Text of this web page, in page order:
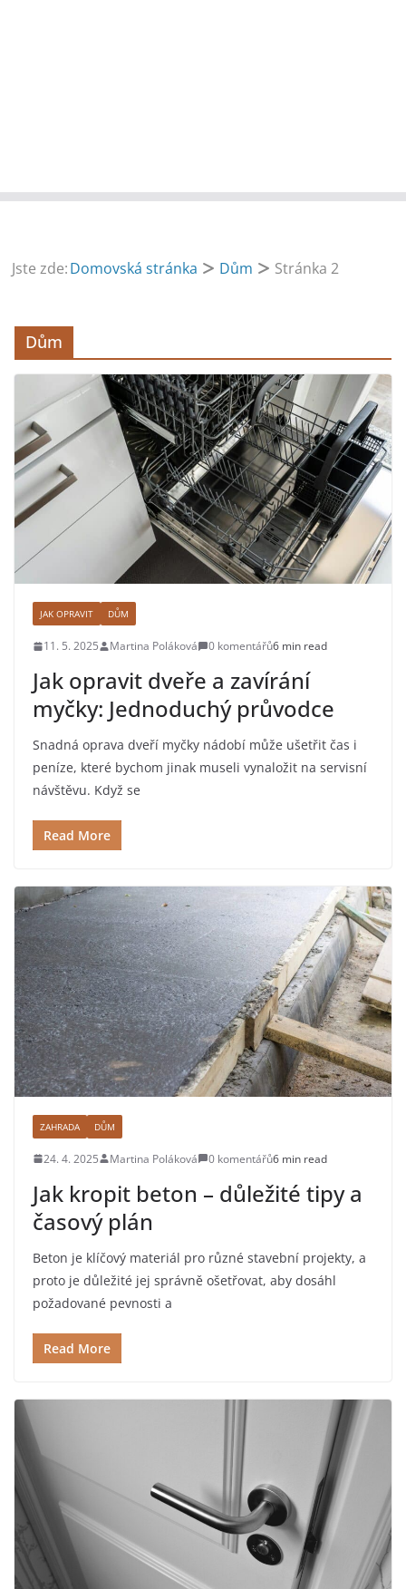
Jste zde:Domovská stránka Dům Stránka 2
Dům
JAK OPRAVIT DŮM
11. 5. 2025 Martina Poláková 0 komentářů6 min read
Jak opravit dveře a zavírání
myčky: Jednoduchý průvodce
Snadná oprava dveří myčky nádobí může ušetřit čas i
peníze, které bychom jinak museli vynaložit na servisní
návštěvu. Když se
Read More
ZAHRADA DŮM
24. 4. 2025 Martina Poláková 0 komentářů6 min read
Jak kropit beton – důležité tipy a
časový plán
Beton je klíčový materiál pro různé stavební projekty, a
proto je důležité jej správně ošetřovat, aby dosáhl
požadované pevnosti a
Read More